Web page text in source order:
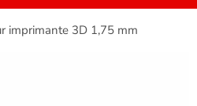
imprimante 3D 1,75 mm